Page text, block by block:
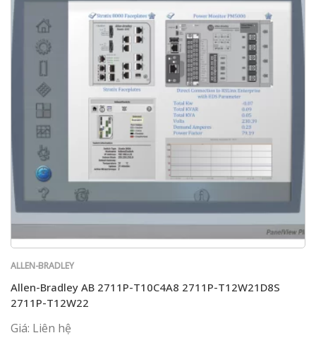
ALLEN-BRADLEY
Allen-Bradley AB 2711P-T10C4A8 2711P-T12W21D8S
2711P-T12W22
Giá: Liên hệ